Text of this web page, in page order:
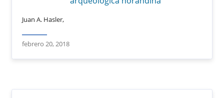
Juan A. Hasler,
febrero 20, 2018